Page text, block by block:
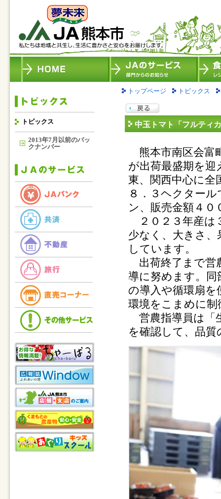
トピックス
2013年7月以前のバッ
クナンバー
トップページ トピックス
中玉トマト「フルティ
熊本市南区会富
が出荷最盛期を
東、関西中心に全
８．３ヘクター
ン、販売金額４
２０２３年産は
少なく、大きさ
しています。
出荷終了まで営
導に努めます。同
の導入や循環扇
環境をこまめに
営農指導員は「
を確認して、品